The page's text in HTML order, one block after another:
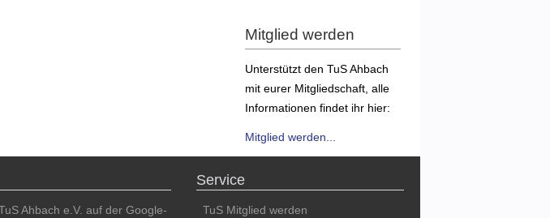
Mitglied werden
Unterstützt den TuS Ahbach
mit eurer Mitgliedschaft, alle
Informationen findet ihr hier:
Mitglied werden...
Ahbach e.V. auf der Google-
Service
TuS Mitglied werden